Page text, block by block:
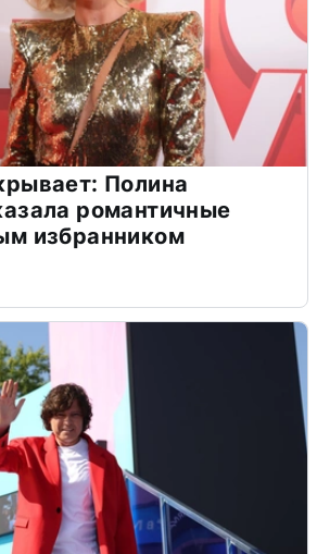
Полина
романтичные
избранником